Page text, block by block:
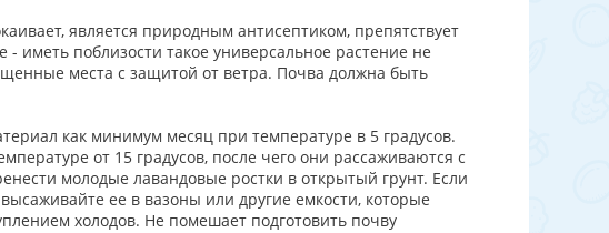
является природным антисептиком, препятствует
иметь поблизости такое универсальное растение не
места с защитой от ветра. Почва должна быть
как минимум месяц при температуре в 5 градусов.
от 15 градусов, после чего они рассаживаются с
молодые лавандовые ростки в открытый грунт. Если
ее в вазоны или другие емкости, которые
холодов. Не помешает подготовить почву